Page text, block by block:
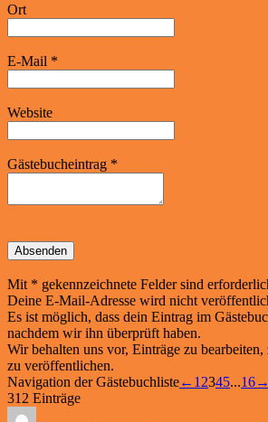
Ort
E-Mail *
Website
Gästebucheintrag *
Mit * gekennzeichnete Felder sind
Deine E-Mail-Adresse wird nicht
Es ist möglich, dass dein Eintrag im
nachdem wir ihn überprüft haben.
Wir behalten uns vor, Einträge zu
zu veröffentlichen.
Navigation der Gästebuchliste← 1 2345...16→
312 Einträge